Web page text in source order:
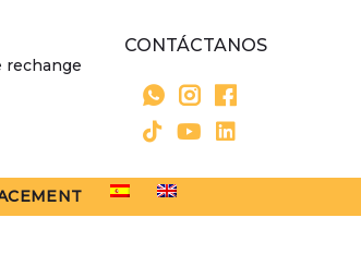
rechange
CONTÁCTANOS